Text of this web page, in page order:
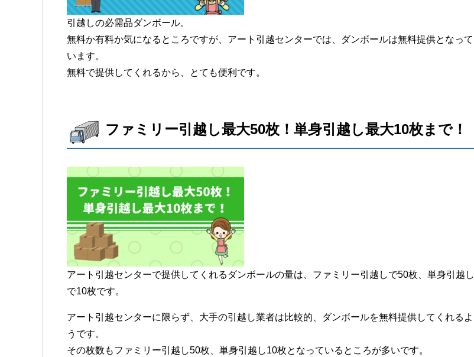
引越しの必需品ダンボール。
無料か有料か気になるところですが、アート引越センターでは、ダンボールは無料提供となって
います。
無料で提供してくれるから、とても便利です。
ファミリー引越し最大50枚！単身引越し最大10枚まで！
アート引越センターで提供してくれるダンボールの量は、ファミリー引越しで50枚、単身引越し
で10枚です。
アート引越センターに限らず、大手の引越し業者は比較的、ダンボールを無料提供してくれるよ
うです。
その枚数もファミリー引越し50枚、単身引越し10枚となっているところが多いです。